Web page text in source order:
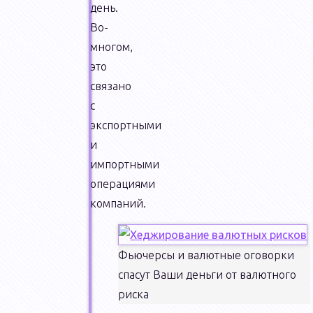
день.
Во-
многом,
это
связано
с
экспортными
и
импортными
операциями
компаний.
Фьючерсы и валютные оговорки
спасут Ваши деньги от валютного
риска